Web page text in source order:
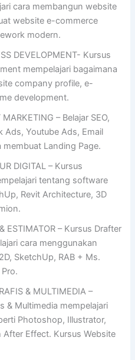
cara membangun website
website e-commerce
modern.
DEVELOPMENT- Kursus
mempelajari bagaimana
company profile, e-
development.
– Belajar SEO,
Ads, Youtube Ads, Email
Landing Page.
DIGITAL – Kursus
tentang software
Revit Architecture, 3D
ESTIMATOR – Kursus Drafter
cara menggunakan
SketchUp, RAB + Ms.
& MULTIMEDIA –
& Multimedia mempelajari
Photoshop, Illustrator,
After Effect. Kursus Website